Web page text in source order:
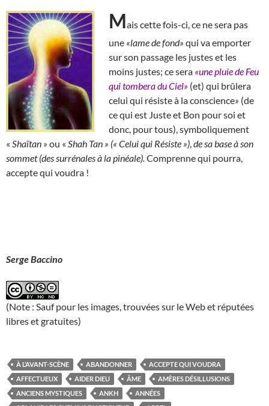
Mais cette fois-ci, ce ne sera pas
une «lame de fond» qui va emporter
sur son passage les justes et les
moins justes; ce sera «une pluie de Feu
qui tombera du Ciel» (et) qui brûlera
celui qui résiste à la conscience» (de
ce qui est Juste et Bon pour soi et
donc, pour tous), symboliquement
« Shaïtan » ou « Shah Tan » (« Celui qui Résiste ») de sa base à son
sommet (des surrénales à la pinéale). Comprenne qui pourra,
accepte qui voudra !
Serge Baccino
(Note : Sauf pour les images, trouvées sur le Web et réputées
libres et gratuites)
À L’AVANT-SCÈNE ABANDONNER
ACCEPTE QUI VOUDRA
AFFECTUEUX
AIDER DIEU ÂME
AMÈRES DÉSILLUSIONS
ANCIENS MYSTIQUES
ANKH
ANNÉES